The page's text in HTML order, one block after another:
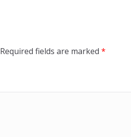
Required fields are marked *